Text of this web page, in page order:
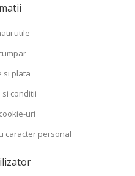
utile
si plata
conditii
uri
caracter personal